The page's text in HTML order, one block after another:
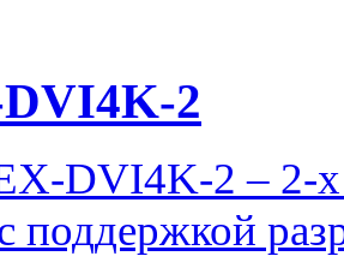
2
DVI4K-2 – 2-
поддержкой